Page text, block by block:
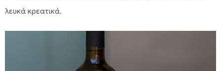
λευκά κρεατικά.